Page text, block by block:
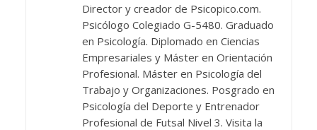
Director y creador de Psicopico.com.
Psicólogo Colegiado G-5480. Graduado
en Psicología. Diplomado en Ciencias
Empresariales y Máster en Orientación
Profesional. Máster en Psicología del
Trabajo y Organizaciones. Posgrado en
Psicología del Deporte y Entrenador
Profesional de Futsal Nivel 3. Visita la